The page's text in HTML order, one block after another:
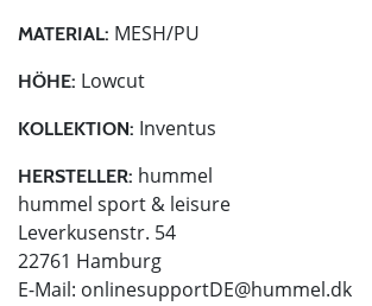
MATERIAL: MESH/PU
HÖHE: Lowcut
KOLLEKTION: Inventus
HERSTELLER: hummel
hummel sport & leisure
Leverkusenstr. 54
22761 Hamburg
E-Mail: onlinesupportDE@hummel.dk